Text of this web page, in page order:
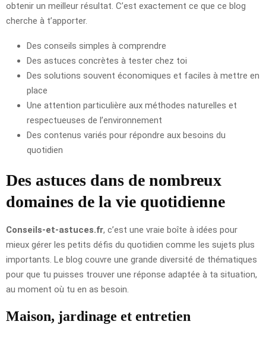
obtenir un meilleur résultat. C’est exactement ce que ce blog
cherche à t’apporter.
Des conseils simples à comprendre
Des astuces concrètes à tester chez toi
Des solutions souvent économiques et faciles à mettre en
place
Une attention particulière aux méthodes naturelles et
respectueuses de l’environnement
Des contenus variés pour répondre aux besoins du
quotidien
Des astuces dans de nombreux
domaines de la vie quotidienne
Conseils-et-astuces.fr, c’est une vraie boîte à idées pour
mieux gérer les petits défis du quotidien comme les sujets plus
importants. Le blog couvre une grande diversité de thématiques
pour que tu puisses trouver une réponse adaptée à ta situation,
au moment où tu en as besoin.
Maison, jardinage et entretien